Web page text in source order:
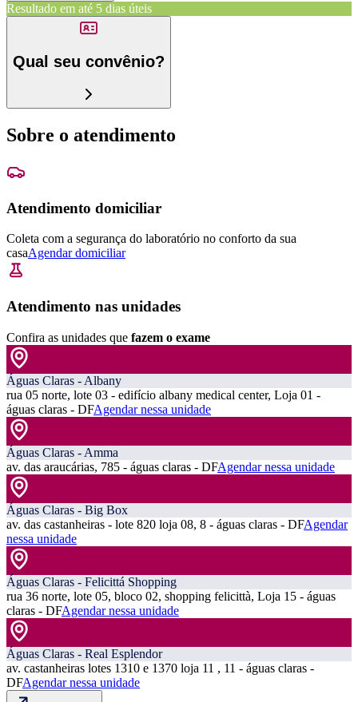
Resultado em até 5 dias úteis
Qual seu convênio?
Sobre o atendimento
Atendimento domiciliar
Coleta com a segurança do laboratório no conforto da sua
casaAgendar domiciliar
Atendimento nas unidades
Confira as unidades que fazem o exame
Águas Claras - Albany
rua 05 norte, lote 03 - edifício albany medical center, Loja 01 -
águas claras - DFAgendar nessa unidade
Águas Claras - Amma
av. das araucárias, 785 - águas claras - DFAgendar nessa unidade
Águas Claras - Big Box
av. das castanheiras - lote 820 loja 08, 8 - águas claras - DFAgendar
nessa unidade
Águas Claras - Felicittá Shopping
rua 36 norte, lote 05, bloco 02, shopping felicittà, Loja 15 - águas
claras - DFAgendar nessa unidade
Águas Claras - Real Esplendor
av. castanheiras lotes 1310 e 1370 loja 11 , 11 - águas claras -
DFAgendar nessa unidade